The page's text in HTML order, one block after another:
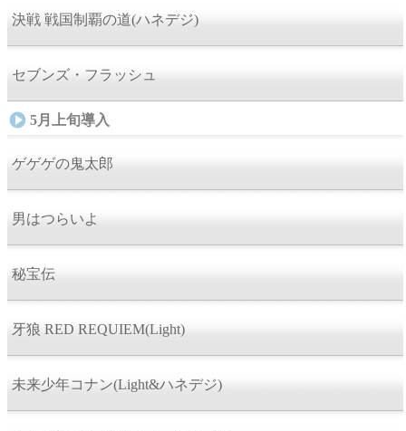
決戦 戦国制覇の道(ハネデジ)
セブンズ・フラッシュ
5月上旬導入
ゲゲゲの鬼太郎
男はつらいよ
秘宝伝
牙狼 RED REQUIEM(Light)
未来少年コナン(Light&ハネデジ)